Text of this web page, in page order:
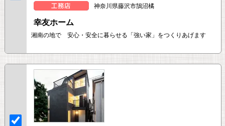
神奈川県藤沢市鵠沼橘
幸友ホーム
湘南の地で 安心・安全に暮らせる「強い家」をつくりあげます